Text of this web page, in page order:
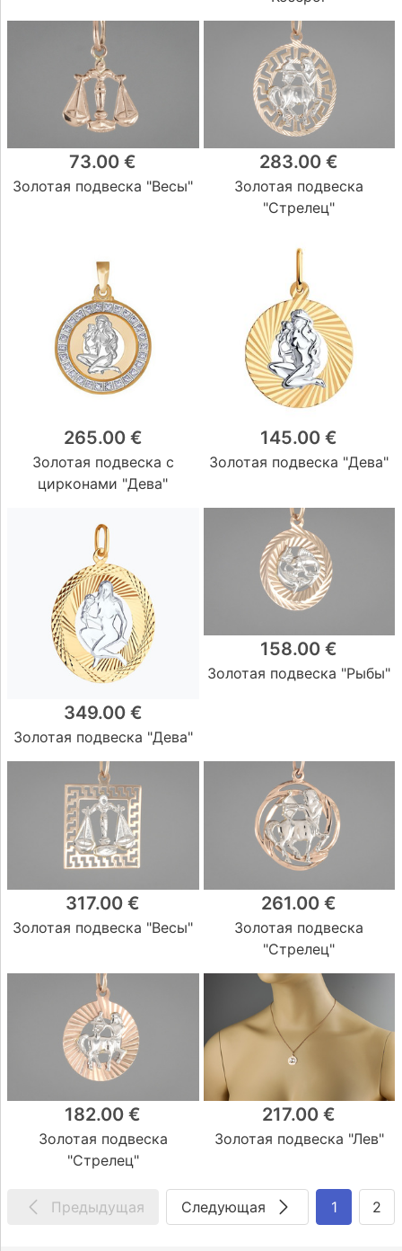
73.00 €
Золотая подвеска "Весы"
283.00 €
Золотая подвеска
"Стрелец"
265.00 €
Золотая подвеска с
цирконами "Дева"
145.00 €
Золотая подвеска "Дева"
349.00 €
Золотая подвеска "Дева"
158.00 €
Золотая подвеска "Рыбы"
317.00 €
Золотая подвеска "Весы"
261.00 €
Золотая подвеска
"Стрелец"
182.00 €
Золотая подвеска
"Стрелец"
217.00 €
Золотая подвеска "Лев"
Предыдущая Следующая 1 2